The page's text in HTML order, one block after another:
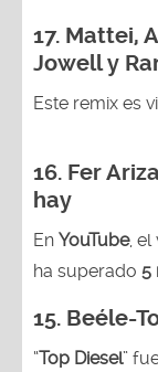
17. Mattei,
Jowell y
Este remix es
16. Fer
hay
En YouTube, el
ha superado 5
15. Beéle-
“Top Diesel”